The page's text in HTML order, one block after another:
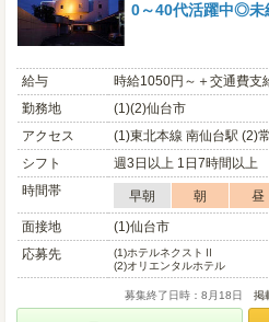
0～40代活躍中◎未
給与
時給1050円～＋交通費
勤務地
(1)(2)仙台市
アクセス
(1)東北本線 南仙台駅 (2)
シフト
週3日以上 1日7時間以上
時間帯
早朝 朝 昼
面接地
(1)仙台市
応募先
(1)ホテルネクストⅡ
(2)オリエンタルホテル
募集終了日時：8月18日 掲